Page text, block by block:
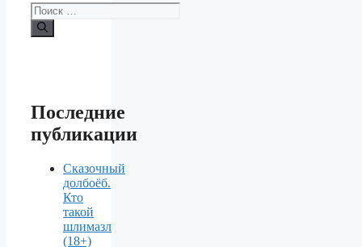
Поиск:
Последние
публикации
Сказочный
долбоёб.
Кто
такой
шлимазл
(18+)